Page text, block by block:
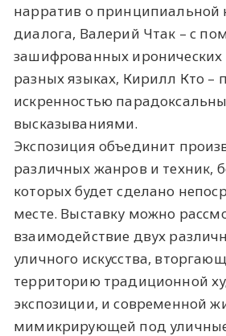
нарратив о принципиальной
диалога, Валерий Чтак – с
зашифрованных иронических
разных языках, Кирилл Кто
искренностью
высказываниями.
Экспозиция объединит
различных жанров и техник,
которых будет сделано
месте. Выставку можно
взаимодействие двух
уличного искусства,
территорию традиционной
экспозиции, и современной
мимикрирующей под уличные